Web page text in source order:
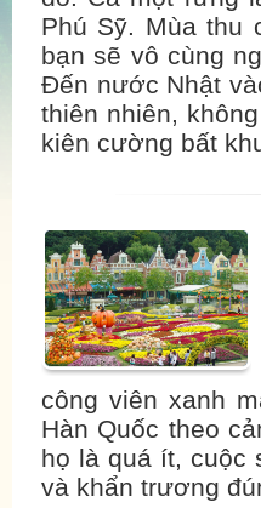
Phú Sỹ. Mùa thu
bạn sẽ vô cùng
Đến nước Nhật
thiên nhiên,
kiên cường bất
công viên xanh
Hàn Quốc theo
họ là quá ít, cuộc
và khẩn trương